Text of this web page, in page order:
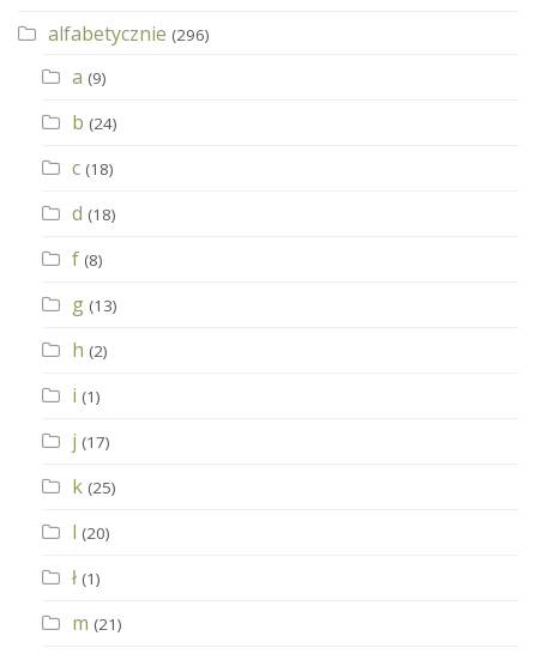
alfabetycznie (296)
a (9)
b (24)
c (18)
d (18)
f (8)
g (13)
h (2)
i (1)
j (17)
k (25)
l (20)
ł (1)
m (21)